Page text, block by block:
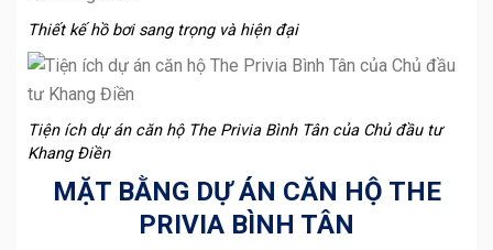
Thiết kế hồ bơi sang trọng và hiện đại
Tiện ích dự án căn hộ The Privia Bình Tân của Chủ đầu tư
Khang Điền
MẶT BẰNG DỰ ÁN CĂN HỘ THE
PRIVIA BÌNH TÂN